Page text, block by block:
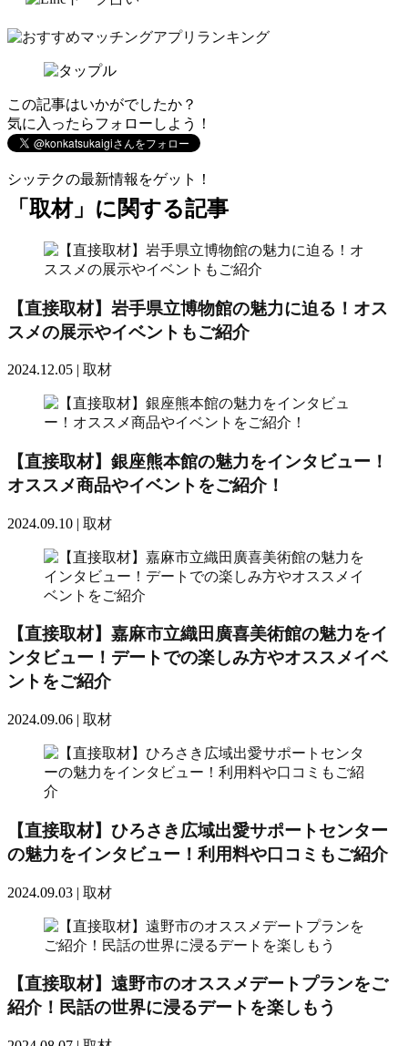
この記事はいかがでしたか？
気に入ったらフォローしよう！
シッテクの最新情報をゲット！
「取材」に関する記事
【直接取材】岩手県立博物館の魅力に迫る！オス
スメの展示やイベントもご紹介
2024.12.05 | 取材
【直接取材】銀座熊本館の魅力をインタビュー！
オススメ商品やイベントをご紹介！
2024.09.10 | 取材
【直接取材】嘉麻市立織田廣喜美術館の魅力をイ
ンタビュー！デートでの楽しみ方やオススメイベ
ントをご紹介
2024.09.06 | 取材
【直接取材】ひろさき広域出愛サポートセンター
の魅力をインタビュー！利用料や口コミもご紹介
2024.09.03 | 取材
【直接取材】遠野市のオススメデートプランをご
紹介！民話の世界に浸るデートを楽しもう